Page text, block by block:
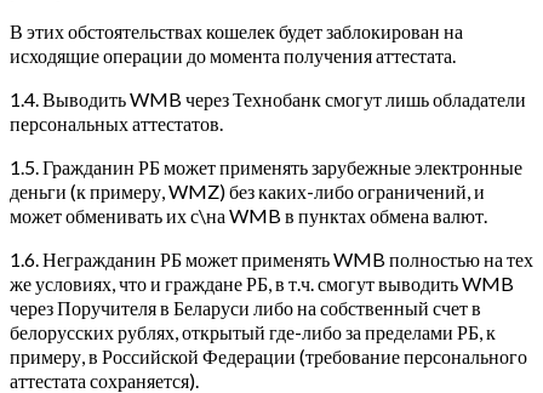
В этих обстоятельствах кошелек будет заблокирован на
исходящие операции до момента получения аттестата.
1.4. Выводить WMB через Технобанк смогут лишь обладатели
персональных аттестатов.
1.5. Гражданин РБ может применять зарубежные электронные
деньги (к примеру, WMZ) без каких-либо ограничений, и
может обменивать их с\на WMB в пунктах обмена валют.
1.6. Негражданин РБ может применять WMB полностью на тех
же условиях, что и граждане РБ, в т.ч. смогут выводить WMB
через Поручителя в Беларуси либо на собственный счет в
белорусских рублях, открытый где-либо за пределами РБ, к
примеру, в Российской Федерации (требование персонального
аттестата сохраняется).